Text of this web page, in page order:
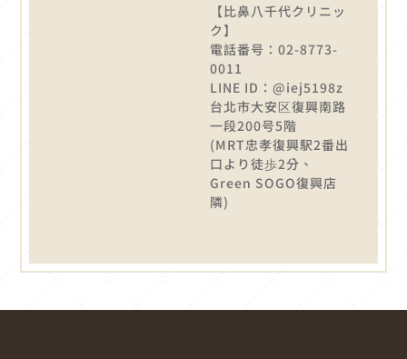
【比鼻八千代クリニッ
ク】
電話番号：02-8773-
0011
LINE ID：@iej5198z
台北市大安区復興南路
一段200号5階
(MRT忠孝復興駅2番出
口より徒歩2分、
Green SOGO復興店
隣)